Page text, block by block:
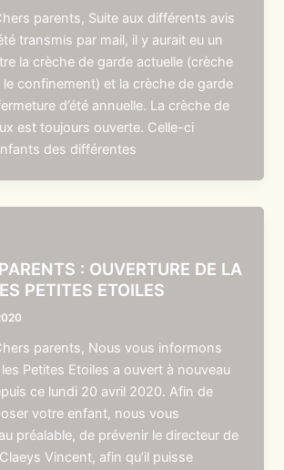
parents, Suite aux différents avis
transmis par mail, il y aurait eu un
la crèche de garde actuelle (crèche
le confinement) et la crèche de garde
d’été annuelle. La crèche de
est toujours ouverte. Celle-ci
des différentes
: OUVERTURE DE LA
PETITES ETOILES
parents, Nous vous informons
Petites Etoiles a ouvert à nouveau
ce lundi 20 avril 2020. Afin de
votre enfant, nous vous
préalable, de prévenir le directeur de
Vincent, afin qu’il puisse